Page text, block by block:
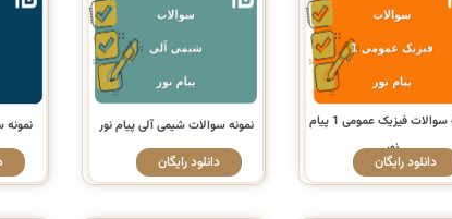
نمونه سوالات فیزیک عمومی 1 پیام
نور
دانلود رایگان
نمونه سوالات شیمی آلی پیام نور
دانلود رایگان
نمونه